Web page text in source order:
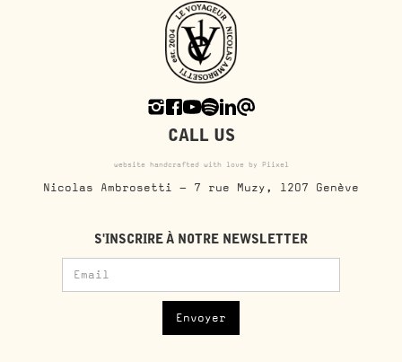
CALL US
website handcrafted with love by Piixel
Nicolas Ambrosetti - 7 rue Muzy, 1207 Genève
S'INSCRIRE À NOTRE NEWSLETTER